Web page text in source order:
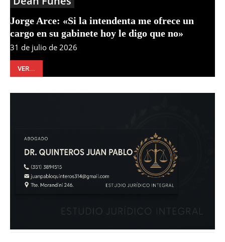
Jorge Arce: «Si la intendenta me ofrece un
cargo en su gabinete hoy le digo que no»
31 de julio de 2026
VER...